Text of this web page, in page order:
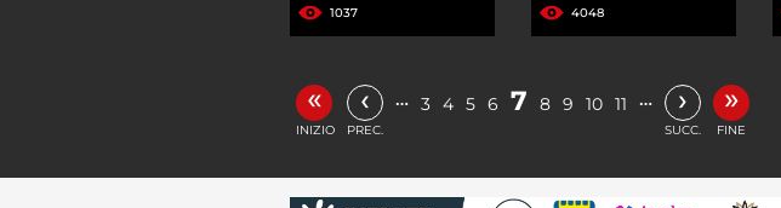
1037 4048
«
INIZIO
‹
PREC.
… 3 4 5 6 7 8 9 10 11 … ›
SUCC.
»
FINE